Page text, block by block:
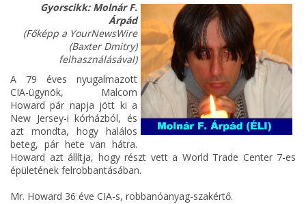
Gyorscikk: Molnár F.
Árpád
(Főképp a YourNewsWire
(Baxter Dmitry)
felhasználásával)
A 79 éves nyugalmazott
CIA-ügynök, Malcom
Howard pár napja jött ki a
New Jersey-i kórházból, és
azt mondta, hogy halálos
beteg, pár hete van hátra.
Howard azt állítja, hogy részt vett a World Trade Center 7-es
épületének felrobbantásában.
Mr. Howard 36 éve CIA-s, robbanóanyag-szakértő.